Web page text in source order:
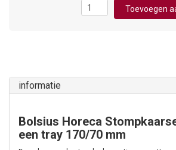
Toevoegen
informatie
Bolsius Horeca
een tray 170/70 mm